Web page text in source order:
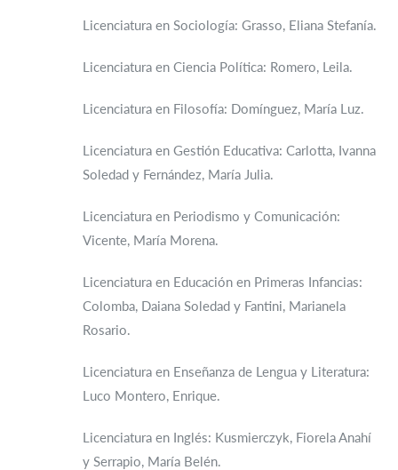
Licenciatura en Sociología: Grasso, Eliana Stefanía.
Licenciatura en Ciencia Política: Romero, Leila.
Licenciatura en Filosofía: Domínguez, María Luz.
Licenciatura en Gestión Educativa: Carlotta, Ivanna
Soledad y Fernández, María Julia.
Licenciatura en Periodismo y Comunicación:
Vicente, María Morena.
Licenciatura en Educación en Primeras Infancias:
Colomba, Daiana Soledad y Fantini, Marianela
Rosario.
Licenciatura en Enseñanza de Lengua y Literatura:
Luco Montero, Enrique.
Licenciatura en Inglés: Kusmierczyk, Fiorela Anahí
y Serrapio, María Belén.